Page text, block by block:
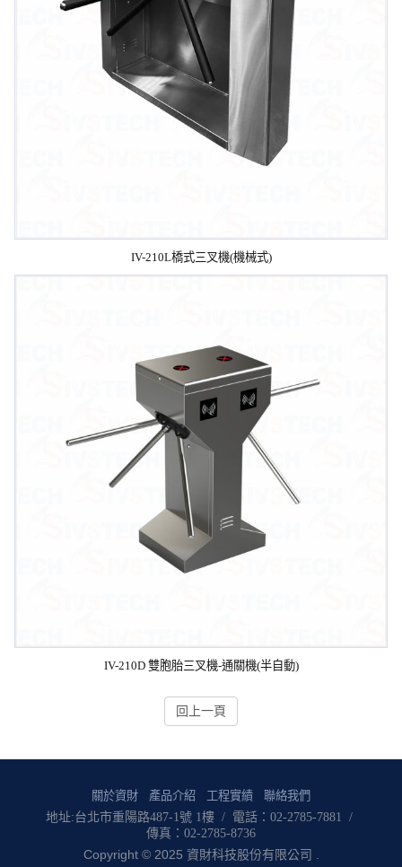
IV-210L橋式三叉機(機械式)
IV-210D 雙胞胎三叉機-通關機(半自動)
回上一頁
關於資財 產品介紹 工程實績 聯絡我們
地址:台北市重陽路487-1號 1樓 / 電話：02-2785-7881 /
傳真：02-2785-8736
Copyright © 2025 資財科技股份有限公司 .